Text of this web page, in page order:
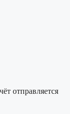
отправляется